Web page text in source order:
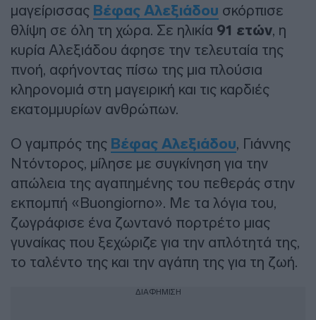
μαγείρισσας Βέφας Αλεξιάδου σκόρπισε
θλίψη σε όλη τη χώρα. Σε ηλικία 91 ετών, η
κυρία Αλεξιάδου άφησε την τελευταία της
πνοή, αφήνοντας πίσω της μια πλούσια
κληρονομιά στη μαγειρική και τις καρδιές
εκατομμυρίων ανθρώπων.
Ο γαμπρός της Βέφας Αλεξιάδου, Γιάννης
Ντόντορος, μίλησε με συγκίνηση για την
απώλεια της αγαπημένης του πεθεράς στην
εκπομπή «Buongiorno». Με τα λόγια του,
ζωγράφισε ένα ζωντανό πορτρέτο μιας
γυναίκας που ξεχώριζε για την απλότητά της,
το ταλέντο της και την αγάπη της για τη ζωή.
ΔΙΑΦΗΜΙΣΗ